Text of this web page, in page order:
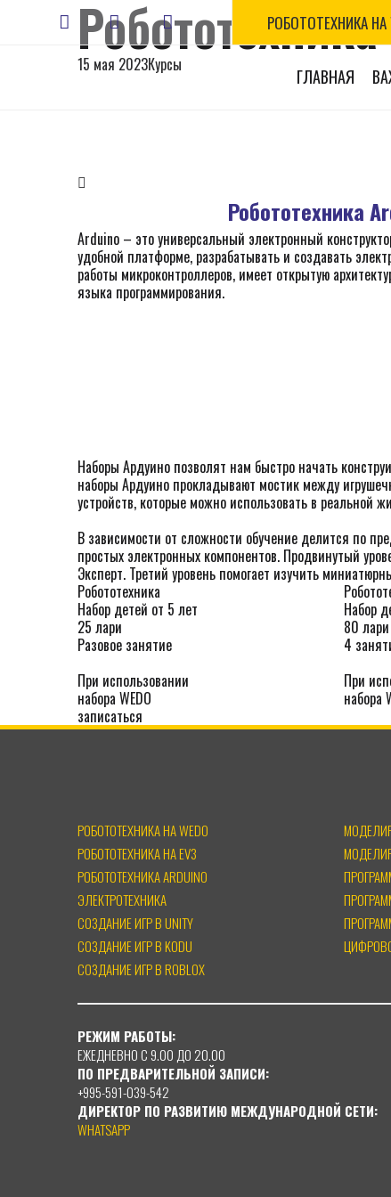
РОБОТОТЕХНИКА НА
ГЛАВНАЯ
15 мая 2023Курсы
Робототехника
Arduino – это универсальный электронный
удобной платформе, разрабатывать и создавать
работы микроконтроллеров, имеет открытую
языка программирования.
Наборы Ардуино позволят нам быстро начать
наборы Ардуино прокладывают мостик между
устройств, которые можно использовать в реальной
В зависимости от сложности обучение делится по
простых электронных компонентов. Продвинутый
Эксперт. Третий уровень помогает изучить
Робототехника
Набор детей от 5 лет
25 лари
Разовое занятие
При использовании
набора WEDO
Набор
80 лари
4
При
набора
записаться
РОБОТОТЕХНИКА НА WEDO
РОБОТОТЕХНИКА НА EV3
РОБОТОТЕХНИКА ARDUINO
ЭЛЕКТРОТЕХНИКА
СОЗДАНИЕ ИГР В UNITY
СОЗДАНИЕ ИГР В KODU
СОЗДАНИЕ ИГР В ROBLOX
РЕЖИМ РАБОТЫ:
ЕЖЕДНЕВНО С 9.00 ДО 20.00
ПО ПРЕДВАРИТЕЛЬНОЙ ЗАПИСИ:
+995-591-039-542
ДИРЕКТОР ПО РАЗВИТИЮ МЕЖДУНАРОДНОЙ СЕТИ:
WHATSAPP